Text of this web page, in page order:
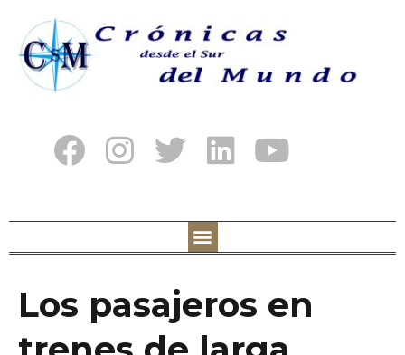
Los pasajeros en